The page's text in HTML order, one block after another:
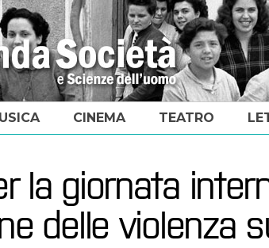
CINEMA TEATRO
la giornata
delle violenza